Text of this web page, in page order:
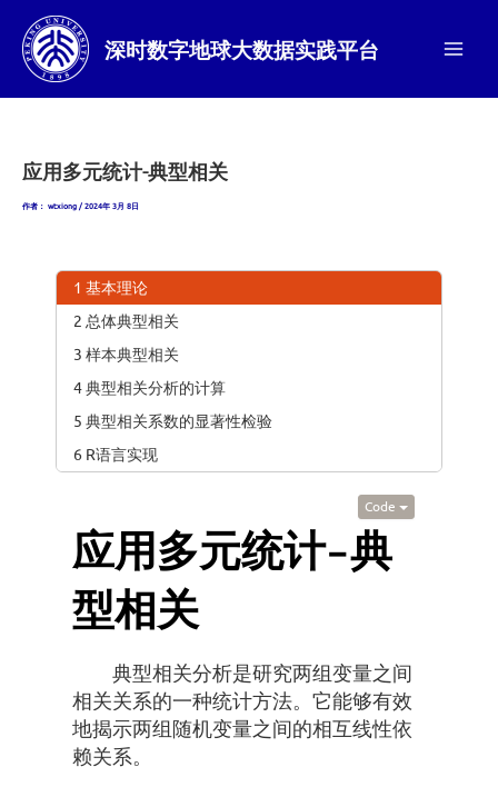
深时数字地球大数据实践平台
应用多元统计-典型相关
作者： wtxiong / 2024年 3月 8日
1 基本理论
2 总体典型相关
3 样本典型相关
4 典型相关分析的计算
5 典型相关系数的显著性检验
6 R语言实现
Code
应用多元统计-典
型相关
典型相关分析是研究两组变量之间
相关关系的一种统计方法。它能够有效
地揭示两组随机变量之间的相互线性依
赖关系。